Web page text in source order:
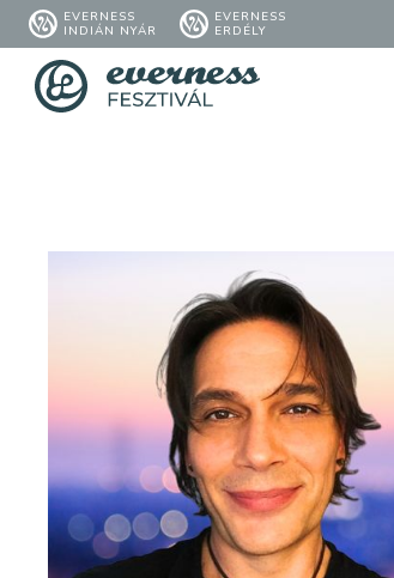
EVERNESS
INDIÁN NYÁR
EVERNESS
ERDÉLY